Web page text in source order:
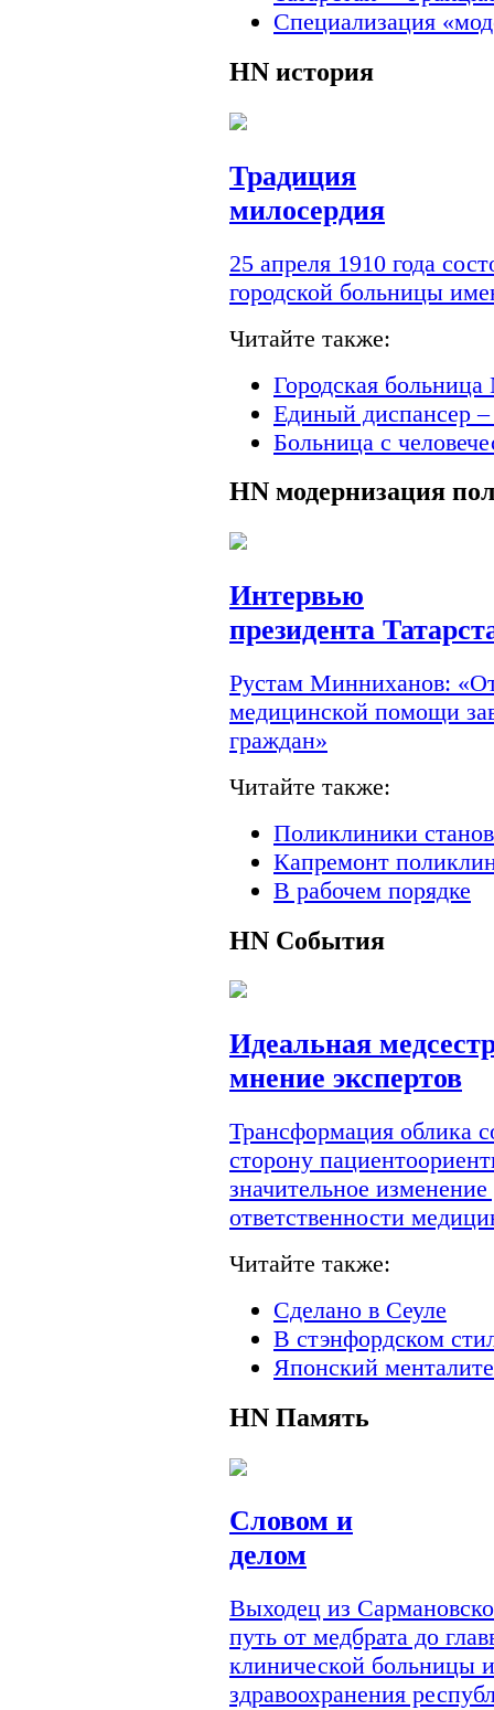
Специализация
HN история
Традиция
милосердия
25 апреля 1910 года
городской больницы
Читайте также:
Городская
Единый диспансер
Больница с
HN модернизация
Интервью
президента
Рустам Минниханов:
медицинской помощи
граждан»
Читайте также:
Поликлиники
Капремонт
В рабочем порядке
HN События
Идеальная
мнение экспертов
Трансформация облика
сторону
значительное
ответственности
Читайте также:
Сделано в Сеуле
В стэнфордском
Японский
HN Память
Словом и
делом
Выходец из
путь от медбрата до
клинической больницы
здравоохранения